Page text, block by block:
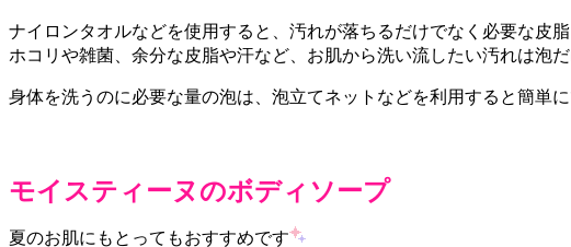
ナイロンタオルなどを使用すると、汚れが落ちるだけでなく必要な皮
ホコリや雑菌、余分な皮脂や汗など、お肌から洗い流したい汚れは泡
身体を洗うのに必要な量の泡は、泡立てネットなどを利用すると簡単
モイスティーヌのボディソープ
夏のお肌にもとってもおすすめです